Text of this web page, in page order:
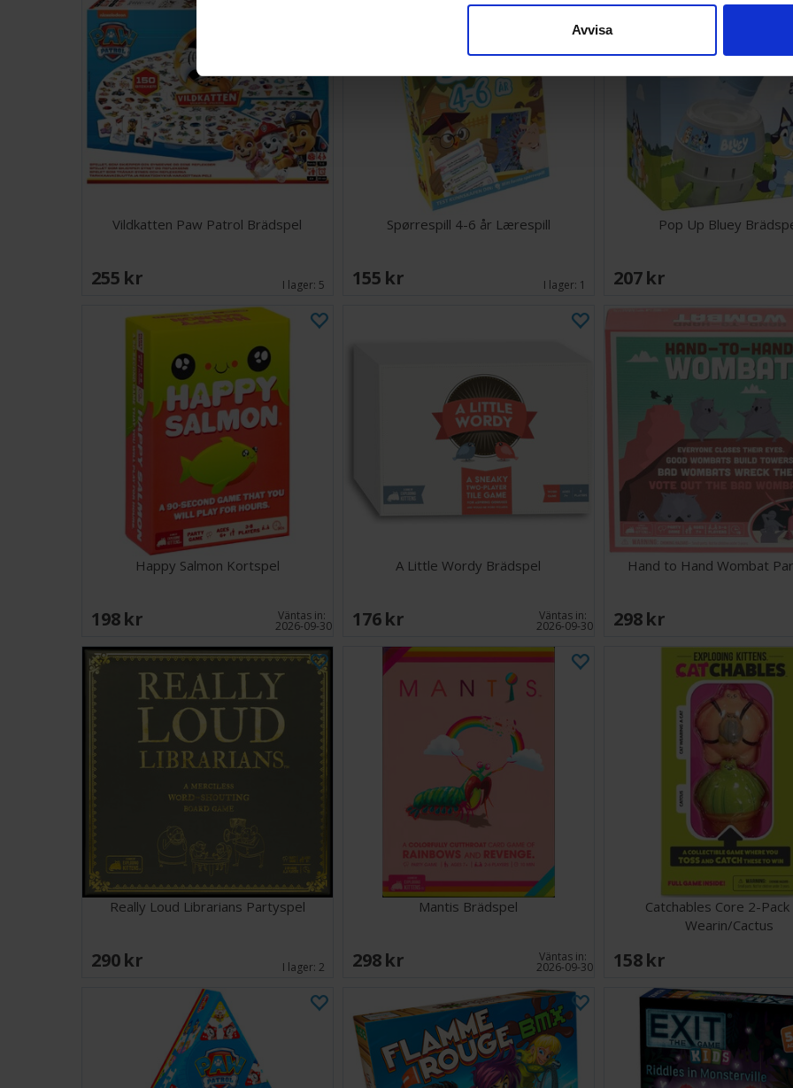
Avvisa
Vildkatten Paw Patrol Brädspel
255 SEK I lager: 5
Spørrespill 4-6 år Lærespill
155 SEK I lager: 1
Pop Up Bluey
207 SEK
Happy Salmon Kortspel
198 SEK Väntas in:
2026-09-30
A Little Wordy Brädspel
176 SEK Väntas in:
2026-09-30
Hand to Hand Wombat
298 SEK
Really Loud Librarians Partyspel
290 SEK I lager:2
Mantis Brädspel
298 SEK Väntas in:
2026-09-30
Catchables Core 2-Pack
Wearin/Cactus
158 SEK